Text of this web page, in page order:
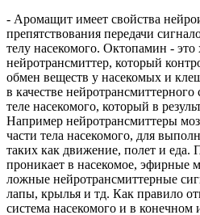
- Аромащит имеет свойства
препятствования передачи
телу насекомого. Октопамин -
нейротрансмиттер, который
обмен веществ у насекомых и
в качестве
теле насекомого, который в
Например нейротрансмиттеры
части тела насекомого, для
таких как движение, полет и еда.
проникает в насекомое, эфирные
ложные нейротрансмиттерные
лапы, крылья и тд. Как правило
система насекомого и в конечном